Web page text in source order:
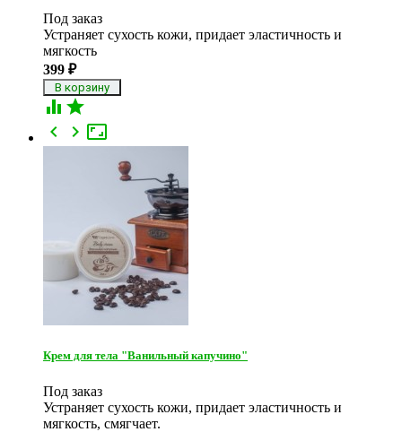
Под заказ
Устраняет сухость кожи, придает эластичность и
мягкость
399 ₽
 

 
Крем для тела "Ванильный капучино"
Под заказ
Устраняет сухость кожи, придает эластичность и
мягкость, смягчает.​